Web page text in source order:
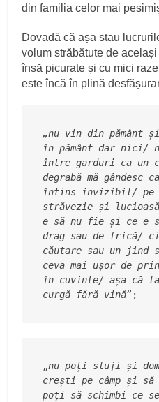
din familia celor mai
Dovadă că așa stau
volum străbătute de
însă picurate și cu mici
este încă în plină
„nu vin din pământ
în pământ dar nici/
între garduri ca un
degrabă mă gândesc
întins invizibil/ pe
străvezie și
e să nu fie și ce e
drag sau de frică/
căutare sau un jind
ceva mai ușor de
în cuvinte/ așa că
curgă fără vină”;
„nu poți sluji și
crești pe câmp și
poți să schimbi ce